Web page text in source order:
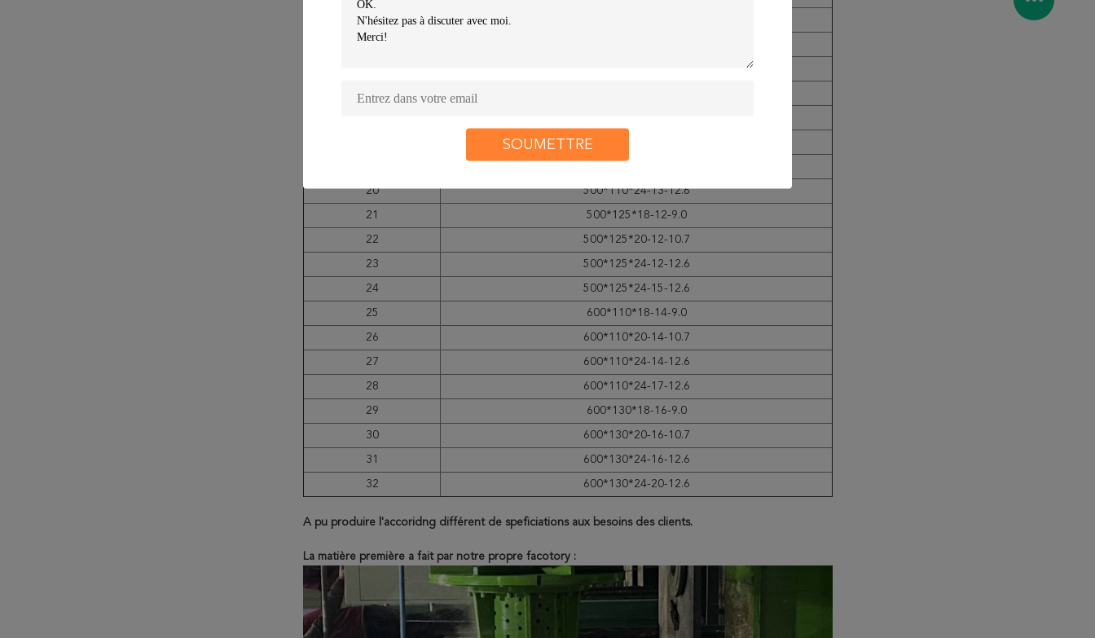
SOUMETTRE
13
14
16
500*110*20-11-10.7
20 500*110*24-13-12.6
21 500*125*18-12-9.0
22 500*125*20-12-10.7
23 500*125*24-12-12.6
24 500*125*24-15-12.6
25 600*110*18-14-9.0
26 600*110*20-14-10.7
27 600*110*24-14-12.6
28 600*110*24-17-12.6
29 600*130*18-16-9.0
30 600*130*20-16-10.7
31 600*130*24-16-12.6
32 600*130*24-20-12.6
A pu produire l'accoridng différent de speficiations aux besoins des clients.
La matière première a fait par notre propre facotory :